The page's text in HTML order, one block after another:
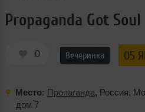
Propaganda Got Soul
0 Вечеринка 05
Место: Пропаганда, Россия,
дом 7